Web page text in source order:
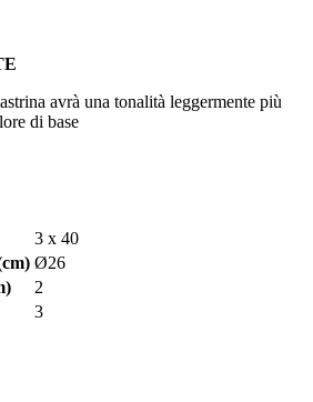
avrà una tonalità leggermente più
di base
3 x 40
Ø26
2
3